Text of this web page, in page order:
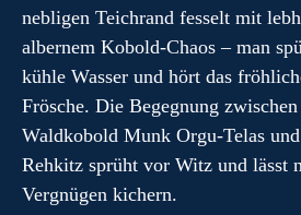
nebligen Teichrand fesselt mit
albernem Kobold-Chaos – man
kühle Wasser und hört das
Frösche. Die Begegnung
Waldkobold Munk Orgu-Telas und
Rehkitz sprüht vor Witz und lässt
Vergnügen kichern.